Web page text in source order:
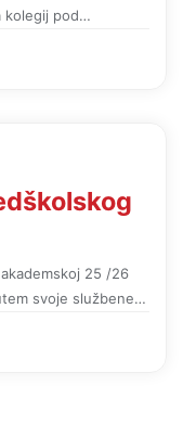
kolegij pod…
25 /26
svoje službene…